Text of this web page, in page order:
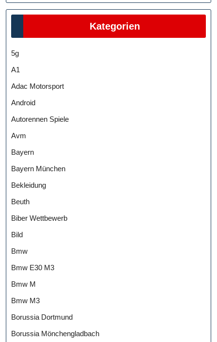
Kategorien
5g
A1
Adac Motorsport
Android
Autorennen Spiele
Avm
Bayern
Bayern München
Bekleidung
Beuth
Biber Wettbewerb
Bild
Bmw
Bmw E30 M3
Bmw M
Bmw M3
Borussia Dortmund
Borussia Mönchengladbach